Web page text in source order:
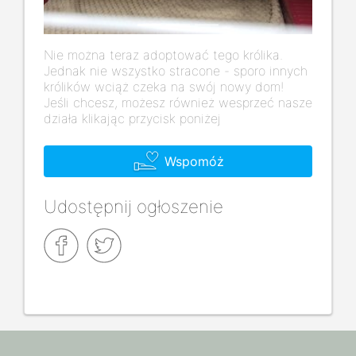
Nie można teraz adoptować tego królika.
Jednak nie wszystko stracone - sporo innych
królików wciąż czeka na swój nowy dom!
Jeśli chcesz, możesz również wesprzeć nasze
działa klikając przycisk poniżej
Wspomóż
Udostępnij ogłoszenie